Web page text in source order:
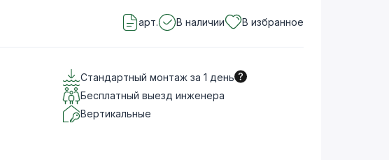
арт. В наличии В избранное
Стандартный монтаж за 1 день
Бесплатный выезд инженера
Вертикальные